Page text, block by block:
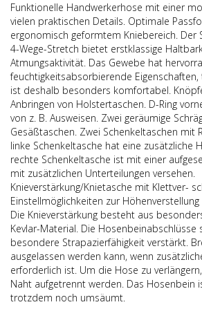
Funktionelle Handwerkerhose mit einer
vielen praktischen Details. Optimale
ergonomisch geformtem Kniebereich.
4-Wege-Stretch bietet erstklassige
Atmungsaktivität. Das Gewebe hat
feuchtigkeitsabsorbierende
ist deshalb besonders komfortabel.
Anbringen von Holstertaschen. D-Ring
von z. B. Ausweisen. Zwei geräumige
Gesäßtaschen. Zwei Schenkeltaschen mit
linke Schenkeltasche hat eine zusätzliche
rechte Schenkeltasche ist mit einer
mit zusätzlichen Unterteilungen versehen.
Knieverstärkung/Knietasche mit Klettver-
Einstellmöglichkeiten zur
Die Knieverstärkung besteht aus
Kevlar-Material. Die Hosenbeinabschlüsse
besondere Strapazierfähigkeit verstärkt.
ausgelassen werden kann, wenn
erforderlich ist. Um die Hose zu
Naht aufgetrennt werden. Das Hosenbein
trotzdem noch umsäumt.